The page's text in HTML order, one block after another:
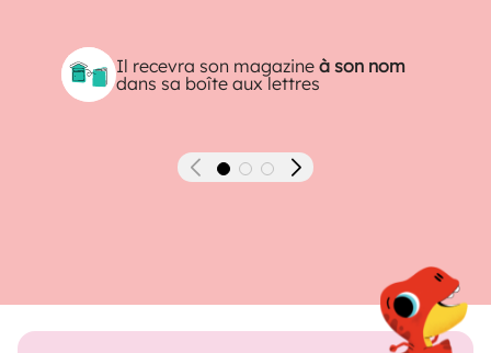
Il recevra son magazineà son nom
dans sa boîte aux lettres
Précédent Suivant